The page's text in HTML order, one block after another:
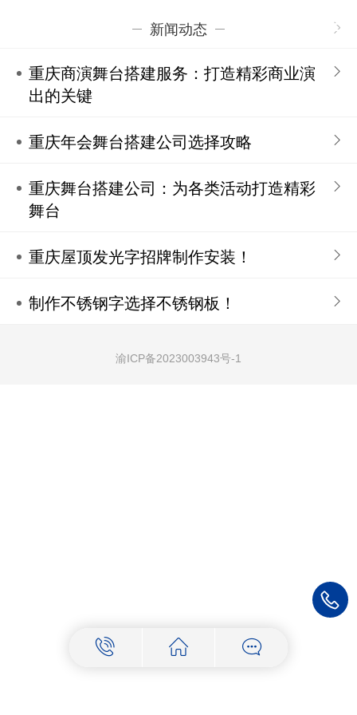
新闻动态
重庆商演舞台搭建服务：打造精彩商业演
出的关键
重庆年会舞台搭建公司选择攻略
重庆舞台搭建公司：为各类活动打造精彩
舞台
重庆屋顶发光字招牌制作安装！
制作不锈钢字选择不锈钢板！
渝ICP备2023003943号-1